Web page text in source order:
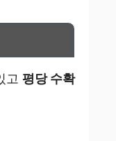
고 평당 수확